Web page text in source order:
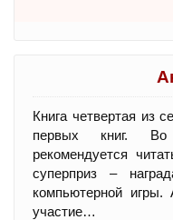
Книга четвертая из
первых книг. Во
рекомендуется
суперприз –
компьютерной
участие…